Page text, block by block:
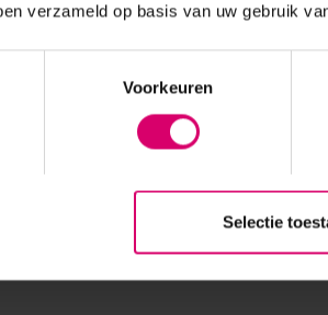
verzameld op basis van uw gebruik
Voorkeuren
Selectie